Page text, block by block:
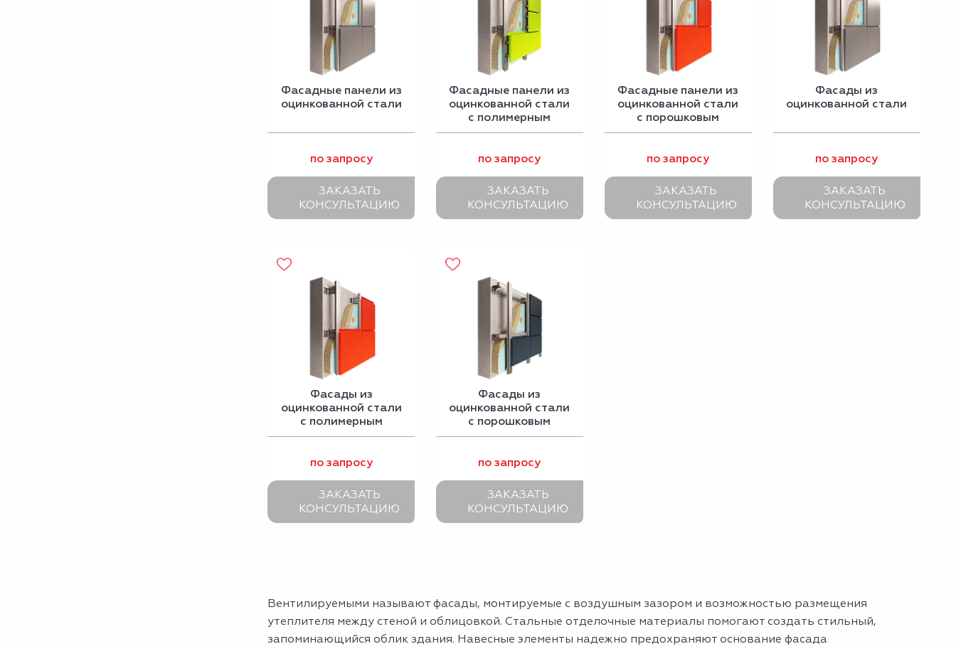
Фасадные панели из
оцинкованной стали
по запросу
ЗАКАЗАТЬ
КОНСУЛЬТАЦИЮ
Фасадные панели из
оцинкованной стали
с полимерным
покрытием
по запросу
ЗАКАЗАТЬ
КОНСУЛЬТАЦИЮ
Фасадные панели из
оцинкованной стали
с порошковым
покрытием
по запросу
ЗАКАЗАТЬ
КОНСУЛЬТАЦИЮ
Фасады из
оцинкованной стали
по запросу
ЗАКАЗАТЬ
КОНСУЛЬТАЦИЮ
Фасады из
оцинкованной стали
с полимерным
покрытием
по запросу
ЗАКАЗАТЬ
КОНСУЛЬТАЦИЮ
Фасады из
оцинкованной стали
с порошковым
покрытием
по запросу
ЗАКАЗАТЬ
КОНСУЛЬТАЦИЮ
Вентилируемыми называют фасады, монтируемые с воздушным зазором и возможностью размещения
утеплителя между стеной и облицовкой. Стальные отделочные материалы помогают создать стильный,
запоминающийся облик здания. Навесные элементы надежно предохраняют основание фасада